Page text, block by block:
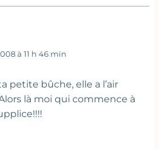
à 11 h 46 min
petite bûche, elle a l’air
là moi qui commence à